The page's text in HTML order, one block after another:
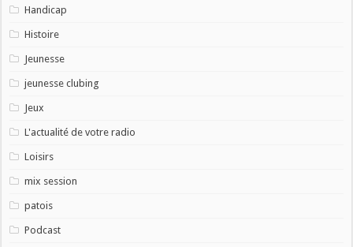
Handicap
Histoire
Jeunesse
jeunesse clubing
Jeux
L'actualité de votre radio
Loisirs
mix session
patois
Podcast